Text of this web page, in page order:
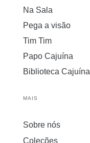
Na Sala
Pega a visão
Tim Tim
Papo Cajuína
Biblioteca Cajuína
MAIS
Sobre nós
Coleções